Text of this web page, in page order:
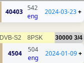
40403 542
eng
2024-03-23+
DVB-S2 8PSK 30000 3/4
4504
504
eng
2024-01-09+